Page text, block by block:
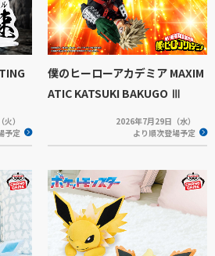
）
予定
僕のヒーローアカデミア MAXIM
ATIC KATSUKI BAKUGO Ⅲ
2026年7月29日（水）
より順次登場予定